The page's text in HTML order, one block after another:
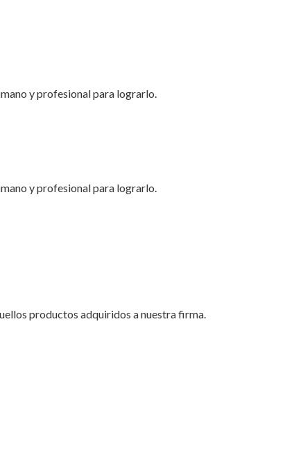
y profesional para lograrlo.
y profesional para lograrlo.
productos adquiridos a nuestra firma.